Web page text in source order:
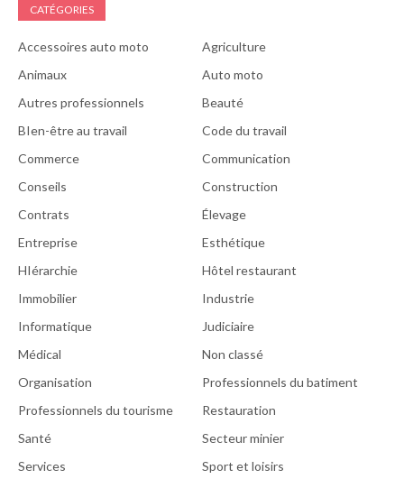
CATÉGORIES
Accessoires auto moto
Agriculture
Animaux
Auto moto
Autres professionnels
Beauté
BIen-être au travail
Code du travail
Commerce
Communication
Conseils
Construction
Contrats
Élevage
Entreprise
Esthétique
HIérarchie
Hôtel restaurant
Immobilier
Industrie
Informatique
Judiciaire
Médical
Non classé
Organisation
Professionnels du batiment
Professionnels du tourisme
Restauration
Santé
Secteur minier
Services
Sport et loisirs